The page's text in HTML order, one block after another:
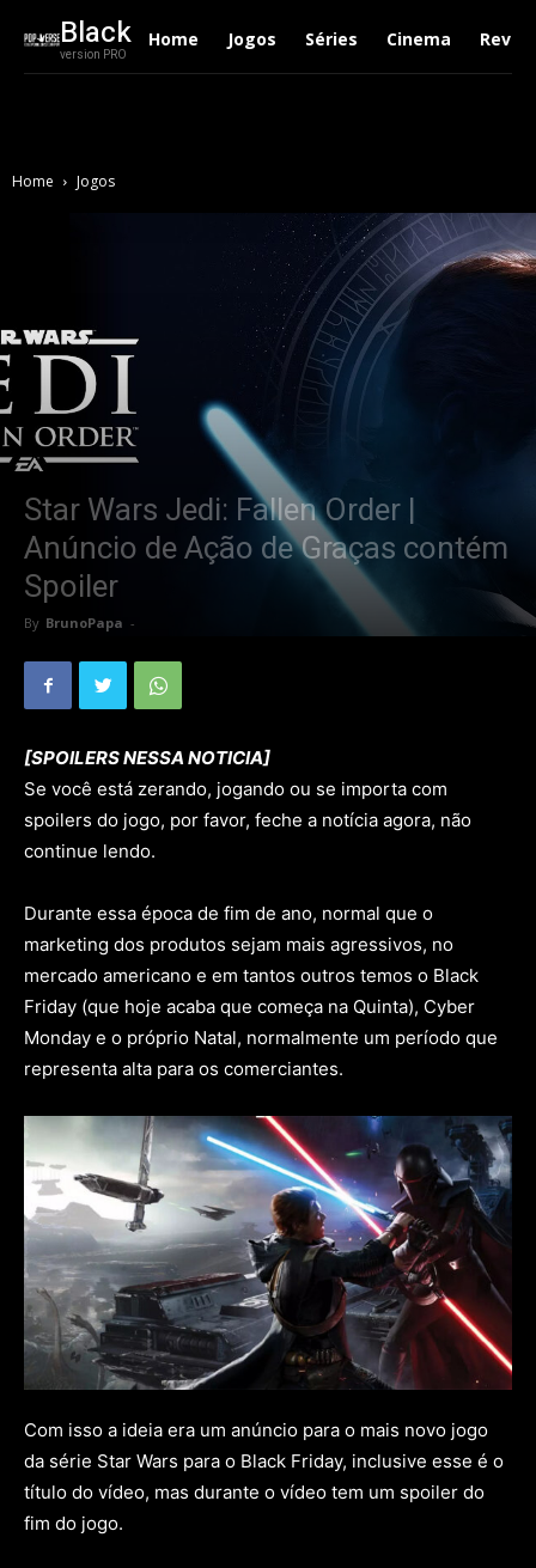
Black
version PRO
Home Jogos Séries Cinema
Home Jogos
Star Wars Jedi: Fallen Order |
Anúncio de Ação de Graças contém
Spoiler
By BrunoPapa -
[SPOILERS NESSA NOTICIA]
Se você está zerando, jogando ou se importa com
spoilers do jogo, por favor, feche a notícia agora, não
continue lendo.
Durante essa época de fim de ano, normal que o
marketing dos produtos sejam mais agressivos, no
mercado americano e em tantos outros temos o Black
Friday (que hoje acaba que começa na Quinta), Cyber
Monday e o próprio Natal, normalmente um período que
representa alta para os comerciantes.
Com isso a ideia era um anúncio para o mais novo jogo
da série Star Wars para o Black Friday, inclusive esse é o
título do vídeo, mas durante o vídeo tem um spoiler do
fim do jogo.